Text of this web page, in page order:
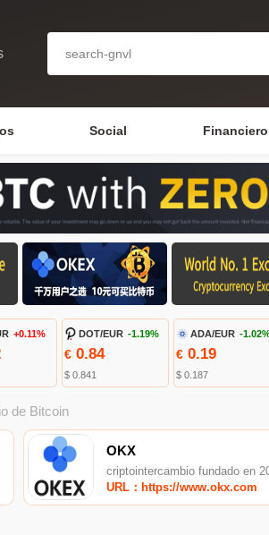
Social Financiero
+0.11% DOT/EUR -1.19%
€0.84
$ 0.841
ADA/EUR -
€0.19
$ 0.187
de Bitcoin
OKX
criptointercambio fundado en
URL：https://www.okx.com